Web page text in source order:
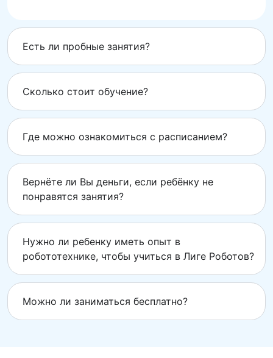
Есть ли пробные занятия?
Сколько стоит обучение?
Где можно ознакомиться с расписанием?
Вернёте ли Вы деньги, если ребёнку не
понравятся занятия?
Нужно ли ребенку иметь опыт в
робототехнике, чтобы учиться в Лиге Роботов?
Можно ли заниматься бесплатно?